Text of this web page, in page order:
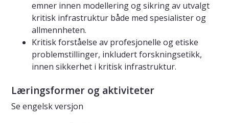
emner innen modellering og sikring av utvalgt
kritisk infrastruktur både med spesialister og
allmennheten.
Kritisk forståelse av profesjonelle og etiske
problemstillinger, inkludert forskningsetikk,
innen sikkerhet i kritisk infrastruktur.
Læringsformer og aktiviteter
Se engelsk versjon